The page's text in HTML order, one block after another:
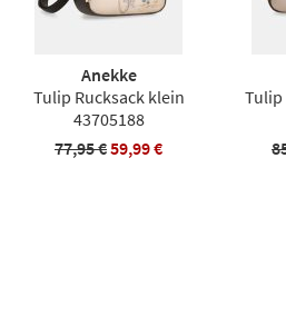
Anekke
Tulip Rucksack klein
43705188
77,95 €59,99 €
Tulip